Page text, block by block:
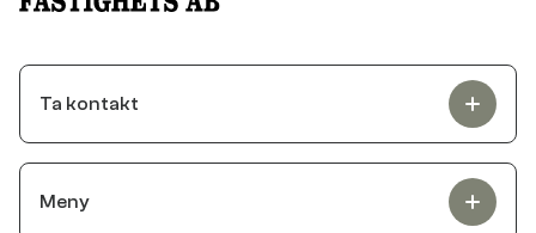
Ta kontakt
Meny